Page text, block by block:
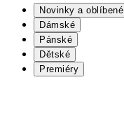
Novinky a oblíbené
Dámské
Pánské
Dětské
Premiéry